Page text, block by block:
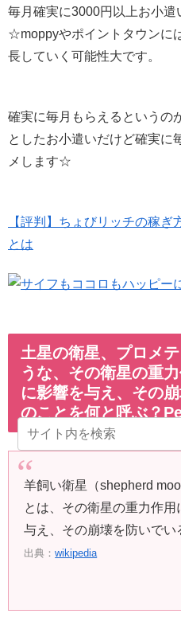
毎月確実に3000円以上お小
☆moppyやポイントタウンに
長していく可能性大です。
確実に毎月もらえるというの
としたお小遣いだけど確実に
メします☆
【評判】ちょびリッチの稼
とは
土星の衛星、プロメ
うな、その衛星の重
に影響を与え、その
のことを何と呼ぶ？
羊飼い衛星（shepherd
とは、その衛星の重力作
与え、その崩壊を防いでい
出典：wikipedia